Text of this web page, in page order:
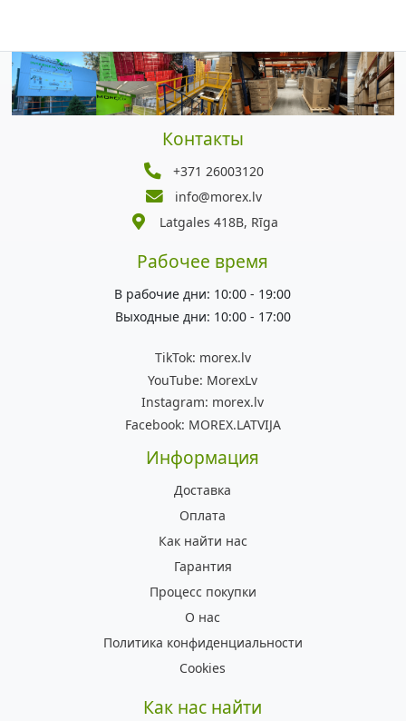
Контакты
+371 26003120
info@morex.lv
Latgales 418B, Rīga
Рабочее время
В рабочие дни: 10:00 - 19:00
Выходные дни: 10:00 - 17:00
TikTok: morex.lv
YouTube: MorexLv
Instagram: morex.lv
Facebook: MOREX.LATVIJA
Информация
Доставка
Оплата
Как найти нас
Гарантия
Процесс покупки
О нас
Политика конфиденциальности
Cookies
Как нас найти